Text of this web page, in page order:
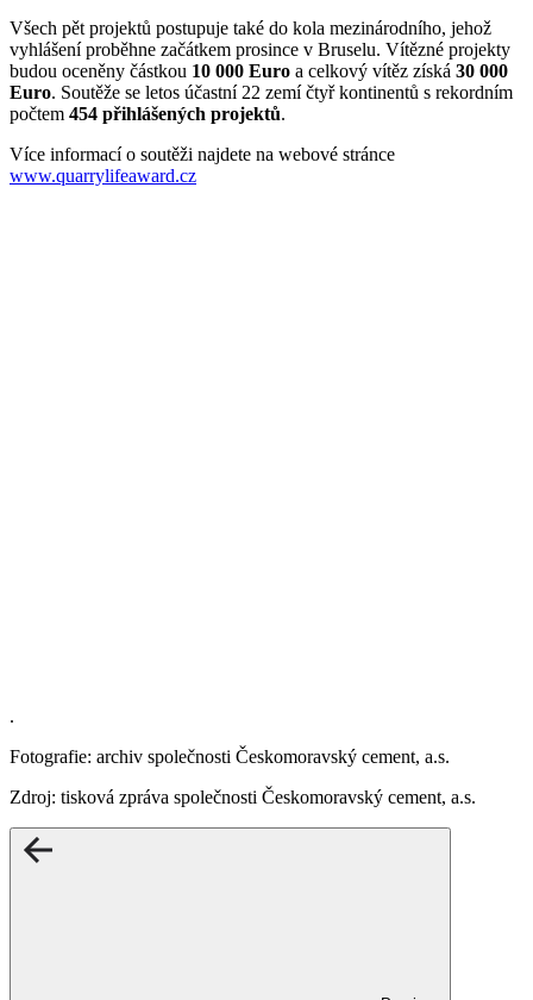
Všech pět projektů postupuje také do kola mezinárodního, jehož
vyhlášení proběhne začátkem prosince v Bruselu. Vítězné projekty
budou oceněny částkou 10 000 Euro a celkový vítěz získá 30 000
Euro. Soutěže se letos účastní 22 zemí čtyř kontinentů s rekordním
počtem 454 přihlášených projektů.
Více informací o soutěži najdete na webové stránce
www.quarrylifeaward.cz
.
Fotografie: archiv společnosti Českomoravský cement, a.s.
Zdroj: tisková zpráva společnosti Českomoravský cement, a.s.